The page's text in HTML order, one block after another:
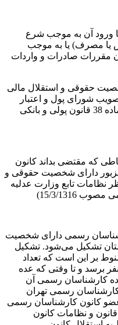
ورود آن به موجب شرع
یا مصرف) یا به موجب
گردد. (بند 3 ماده 2 قانون مقررات صادرات و واردات
حقوقی و استقلال مالی
شورای پول و اعتبار
خواهد رسید اداره خواهد شد. (بند ب ماده 38 قانون پولی و بانکی
که مقتضی بداند کانون
دارای شخصیت حقوقی و
نظامات تابع وزارت عدلیه
رسمی دارای شخصیت
تشکیل می‌شود. تشکیل
بر این است که تعداد
برسد و تا وقتی که عده
کارشناسان رسمی آن
رسمی تهران
کانون کارشناسان رسمی
و نظامات کانون